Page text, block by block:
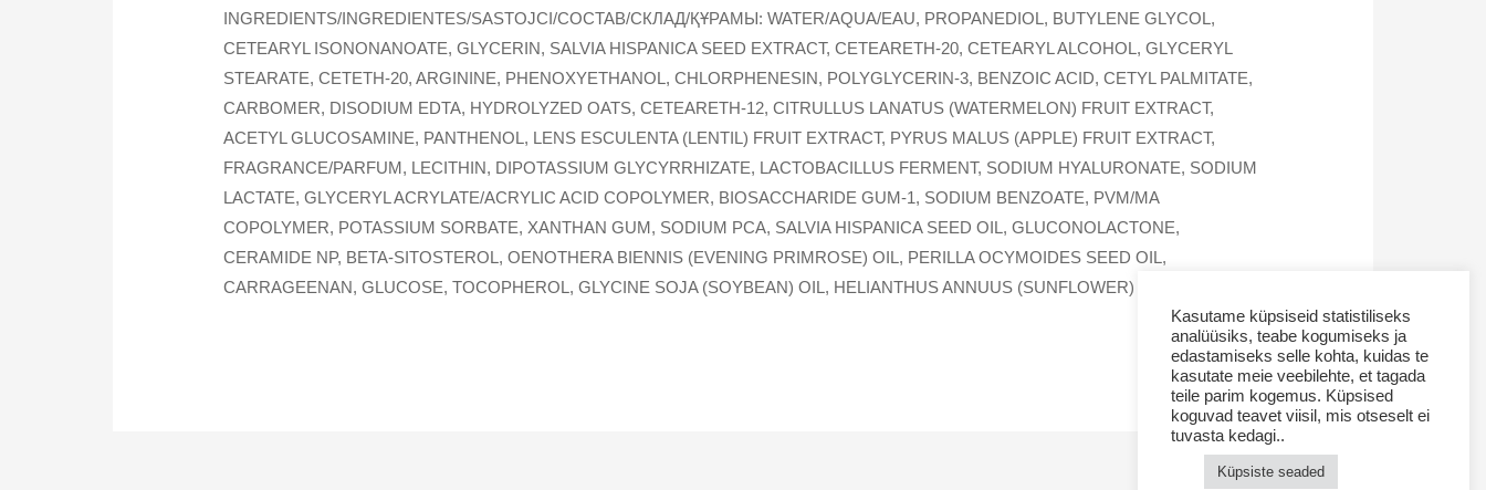
INGREDIENTS/INGREDIENTES/SASTOJCI/COCTAB/СКЛАД/ҚҰРАМЫ: WATER/AQUA/EAU, PROPANEDIOL, BUTYLENE GLYCOL,
CETEARYL ISONONANOATE, GLYCERIN, SALVIA HISPANICA SEED EXTRACT, CETEARETH-20, CETEARYL ALCOHOL, GLYCERYL
STEARATE, CETETH-20, ARGININE, PHENOXYETHANOL, CHLORPHENESIN, POLYGLYCERIN-3, BENZOIC ACID, CETYL PALMITATE,
CARBOMER, DISODIUM EDTA, HYDROLYZED OATS, CETEARETH-12, CITRULLUS LANATUS (WATERMELON) FRUIT EXTRACT,
ACETYL GLUCOSAMINE, PANTHENOL, LENS ESCULENTA (LENTIL) FRUIT EXTRACT, PYRUS MALUS (APPLE) FRUIT EXTRACT,
FRAGRANCE/PARFUM, LECITHIN, DIPOTASSIUM GLYCYRRHIZATE, LACTOBACILLUS FERMENT, SODIUM HYALURONATE, SODIUM
LACTATE, GLYCERYL ACRYLATE/ACRYLIC ACID COPOLYMER, BIOSACCHARIDE GUM-1, SODIUM BENZOATE, PVM/MA
COPOLYMER, POTASSIUM SORBATE, XANTHAN GUM, SODIUM PCA, SALVIA HISPANICA SEED OIL, GLUCONOLACTONE,
CERAMIDE NP, BETA-SITOSTEROL, OENOTHERA BIENNIS (EVENING PRIMROSE) OIL, PERILLA OCYMOIDES SEED OIL,
CARRAGEENAN, GLUCOSE, TOCOPHEROL, GLYCINE SOJA (SOYBEAN) OIL, HELIANTHUS ANNUUS (SUNFLOWER) SEED OIL, BHT
Kasutame küpsiseid statistiliseks
analüüsiks, teabe kogumiseks ja
edastamiseks selle kohta, kuidas te
kasutate meie veebilehte, et tagada
teile parim kogemus. Küpsised
koguvad teavet viisil, mis otseselt ei
tuvasta kedagi..
Küpsiste seaded